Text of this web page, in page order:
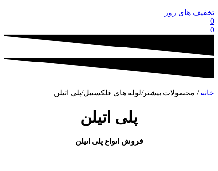
تخفیف های روز
0
0
خانه / محصولات بیشتر/لوله های فلکسیبل/پلی اتیلن
پلی اتیلن
فروش انواع پلی اتیلن